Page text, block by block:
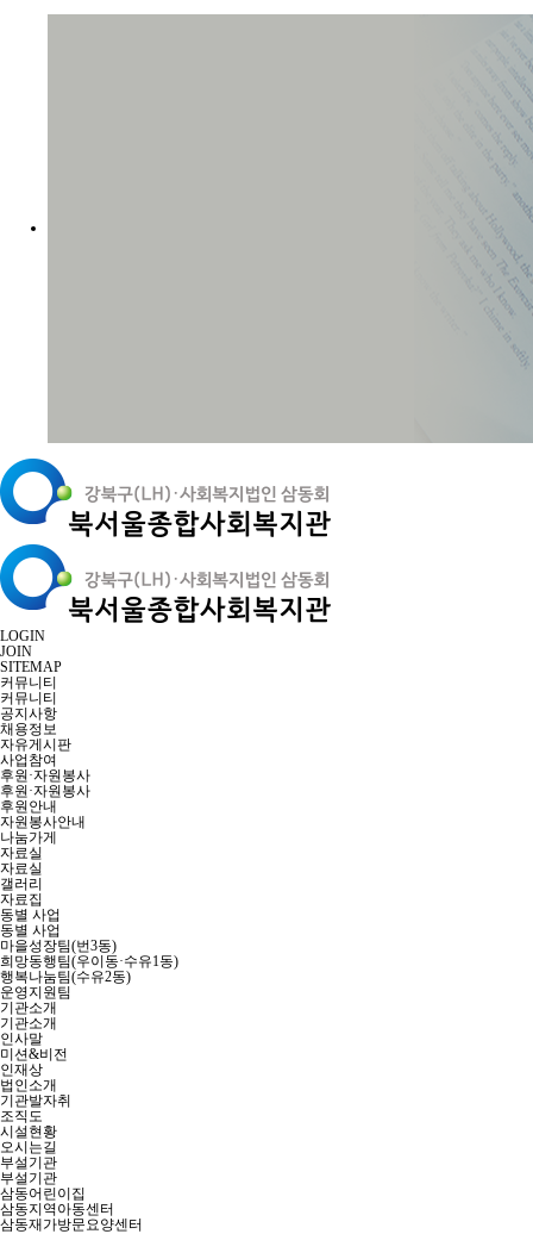
LOGIN
JOIN
SITEMAP
커뮤니티
커뮤니티
공지사항
채용정보
자유게시판
사업참여
후원·자원봉사
후원·자원봉사
후원안내
자원봉사안내
나눔가게
자료실
자료실
갤러리
자료집
동별 사업
동별 사업
마을성장팀(번3동)
희망동행팀(우이동·수유1동)
행복나눔팀(수유2동)
운영지원팀
기관소개
기관소개
인사말
미션&비전
인재상
법인소개
기관발자취
조직도
시설현황
오시는길
부설기관
부설기관
삼동어린이집
삼동지역아동센터
삼동재가방문요양센터